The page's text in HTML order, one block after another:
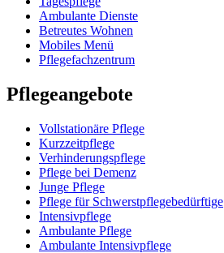
Ambulante Dienste
Betreutes Wohnen
Mobiles Menü
Pflegefachzentrum
Pflegeangebote
Vollstationäre Pflege
Kurzzeitpflege
Verhinderungspflege
Pflege bei Demenz
Junge Pflege
Pflege für Schwerstpflegebedürftige
Intensivpflege
Ambulante Pflege
Ambulante Intensivpflege